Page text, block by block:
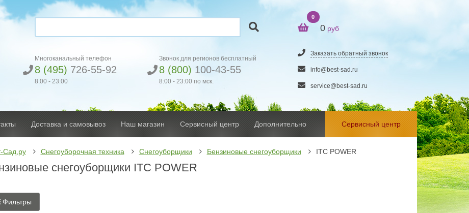
Многоканальный телефон
8 (495) 726-55-92
8:00 - 23:00
Звонок для регионов бесплатный
8 (800) 100-43-55
8:00 - 23:00 по мск.
0
0 руб
Заказать обратный звонок
info@best-sad.ru
service@best-sad.ru
Доставка и самовывоз Наш магазин Сервисный центр Дополнительно Сервисный центр
Сад.ру Снегоуборочная техника Снегоуборщики Бензиновые снегоуборщики ITC POWER
снегоуборщики ITC POWER
Фильтры